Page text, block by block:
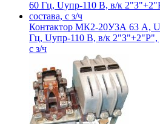
Контактор МК2-20У3А 63 А,
Гц, Uупр-110 В, в/к 2"З"+2"Р",
с з/ч